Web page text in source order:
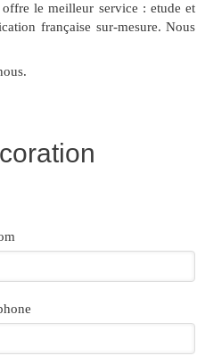
le meilleur service : etude et
française sur-mesure. Nous